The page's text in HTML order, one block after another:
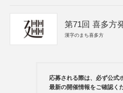
第71回 喜多方
漢字のまち喜多方
応募される際は、必ず公式
最新の開催情報をご確認く